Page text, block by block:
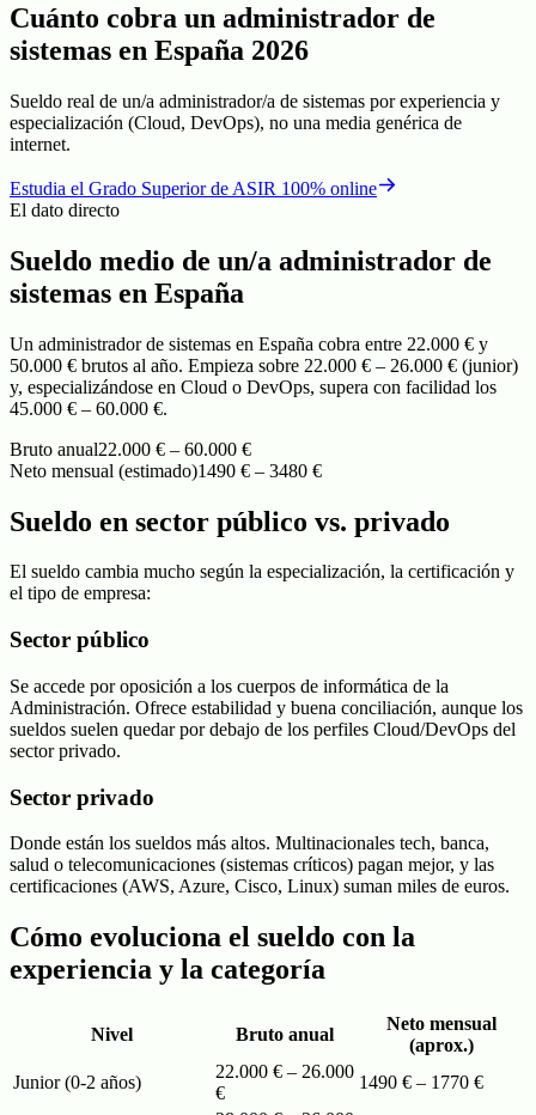
Cuánto cobra un administrador de
sistemas en España 2026
Sueldo real de un/a administrador/a de sistemas por experiencia y
especialización (Cloud, DevOps), no una media genérica de
internet.
Estudia el Grado Superior de ASIR 100% online
El dato directo
Sueldo medio de un/a administrador de
sistemas en España
Un administrador de sistemas en España cobra entre 22.000 € y
50.000 € brutos al año. Empieza sobre 22.000 € – 26.000 € (junior)
y, especializándose en Cloud o DevOps, supera con facilidad los
45.000 € – 60.000 €.
Bruto anual22.000 € – 60.000 €
Neto mensual (estimado)1490 € – 3480 €
Sueldo en sector público vs. privado
El sueldo cambia mucho según la especialización, la certificación y
el tipo de empresa:
Sector público
Se accede por oposición a los cuerpos de informática de la
Administración. Ofrece estabilidad y buena conciliación, aunque los
sueldos suelen quedar por debajo de los perfiles Cloud/DevOps del
sector privado.
Sector privado
Donde están los sueldos más altos. Multinacionales tech, banca,
salud o telecomunicaciones (sistemas críticos) pagan mejor, y las
certificaciones (AWS, Azure, Cisco, Linux) suman miles de euros.
Cómo evoluciona el sueldo con la
experiencia y la categoría
Nivel Bruto anual
Neto mensual
(aprox.)
Junior (0-2 años)
22.000 € – 26.000
€
1490 € – 1770 €